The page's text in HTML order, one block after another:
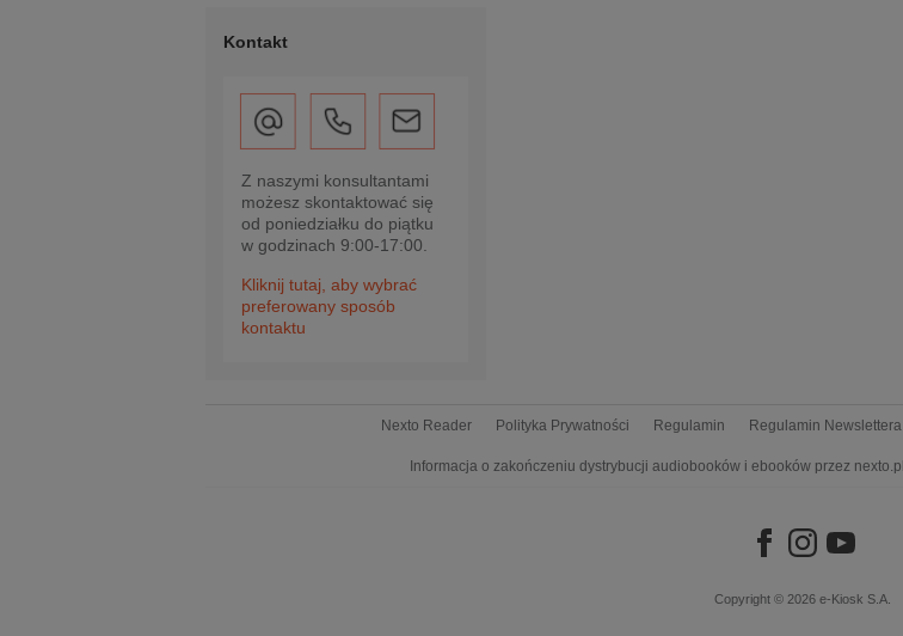
Kontakt
Z naszymi konsultantami
możesz skontaktować się
od poniedziałku do piątku
w godzinach 9:00-17:00.
Kliknij tutaj, aby wybrać
preferowany sposób
kontaktu
Nexto Reader Polityka Prywatności Regulamin Regulamin Newslettera
Informacja o zakończeniu dystrybucji audiobooków i ebooków przez nexto.pl
Copyright © 2026 e-Kiosk S.A.